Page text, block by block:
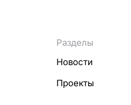
Разделы
Новости
Проекты